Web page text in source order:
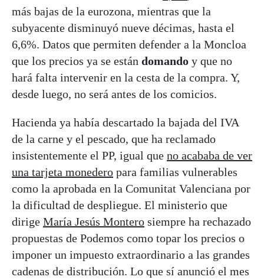
más bajas de la eurozona, mientras que la
subyacente disminuyó nueve décimas, hasta el
6,6%. Datos que permiten defender a la Moncloa
que los precios ya se están domando y que no
hará falta intervenir en la cesta de la compra. Y,
desde luego, no será antes de los comicios.
Hacienda ya había descartado la bajada del IVA
de la carne y el pescado, que ha reclamado
insistentemente el PP, igual que no acababa de ver
una tarjeta monedero para familias vulnerables
como la aprobada en la Comunitat Valenciana por
la dificultad de despliegue. El ministerio que
dirige María Jesús Montero siempre ha rechazado
propuestas de Podemos como topar los precios o
imponer un impuesto extraordinario a las grandes
cadenas de distribución. Lo que sí anunció el mes